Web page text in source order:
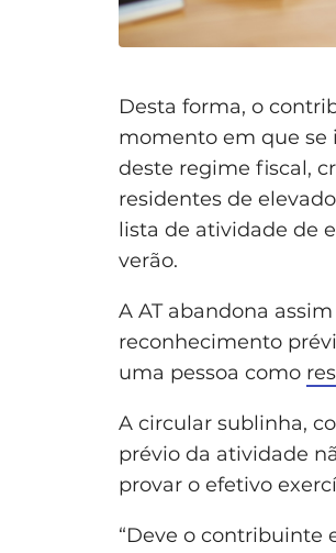
Desta forma, o
momento em que se
deste regime fiscal,
residentes de
lista de atividade de
verão.
A AT abandona
reconhecimento
uma pessoa como
A circular sublinha,
prévio da atividade
provar o efetivo
“Deve o contribuinte